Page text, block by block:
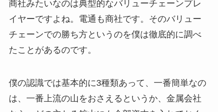
商社みたいなのは典型的なバリューチェーンプレ
イヤーですよね。電通も商社です。そのバリュー
チェーンでの勝ち方というのを僕は徹底的に調べ
たことがあるのです。
僕の認識では基本的に3種類あって、一番簡単なの
は、一番上流の山をおさえるというか、金属会社